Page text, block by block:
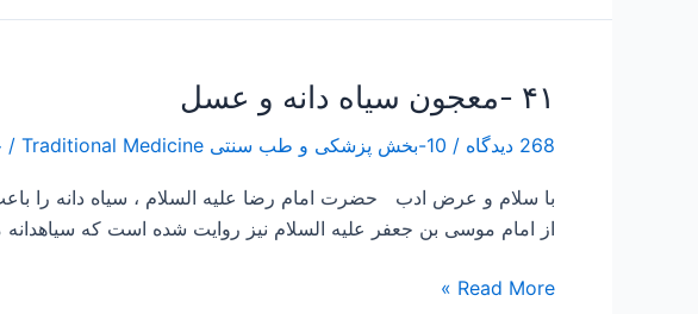
۴۱ -معجون سیاه دانه و عسل
268 دیدگاه / 10-بخش پزشکی و طب سنتی Traditional Medicine /
با سلام و عرض ادب حضرت امام رضا علیه السلام ، سياه دانه را
از امام موسی بن جعفر علیه السلام نیز روایت شده است که
۴۱
سیاه
دانه
و
عسل
Read More »